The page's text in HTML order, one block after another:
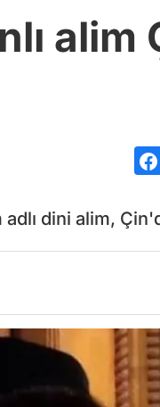
alim
dini alim,